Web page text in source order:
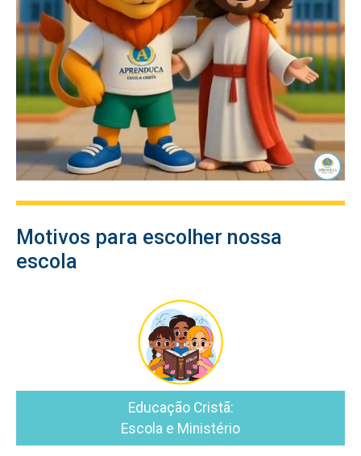
Motivos para escolher nossa
escola
Educação Cristã:
Escola e Ministério